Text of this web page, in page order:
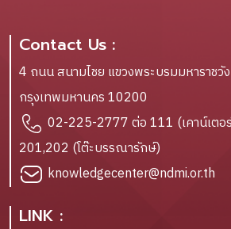
Contact Us :
4 ถนน สนามไชย แขวงพระบรมมหาราชวั
กรุงเทพมหานคร 10200
02-225-2777 ต่อ 111 (เคาน์เตอ
201,202 (โต๊ะบรรณารักษ์)
knowledgecenter@ndmi.or.th
LINK :